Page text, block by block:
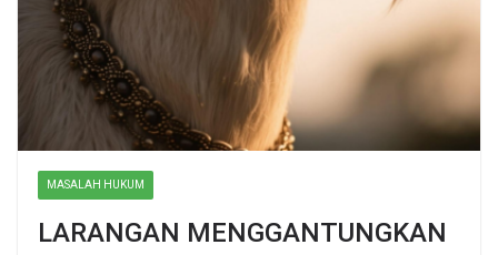
MASALAH HUKUM
LARANGAN MENGGANTUNGKAN